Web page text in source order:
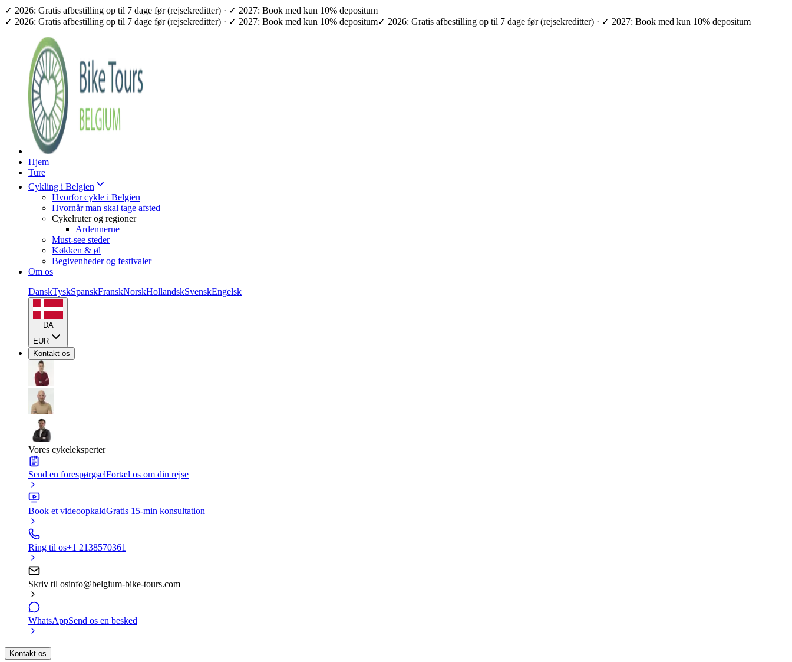
✓ 2026: Gratis afbestilling op til 7 dage før (rejsekreditter) · ✓ 2027: Book med kun 10% depositum
✓ 2026: Gratis afbestilling op til 7 dage før (rejsekreditter) · ✓ 2027: Book med kun 10% depositum✓ 2026: Gratis afbestilling op til 7 dage før (rejsekreditter) · ✓ 2027: Book med kun 10% depositum
Hjem
Ture
Cykling i Belgien
Hvorfor cykle i Belgien
Hvornår man skal tage afsted
Cykelruter og regioner
Ardennerne
Must-see steder
Køkken & øl
Begivenheder og festivaler
Om os
DanskTyskSpanskFranskNorskHollandskSvenskEngelsk
DA
EUR
Kontakt os
Vores cykeleksperter
Send en forespørgselFortæl os om din rejse
Book et videoopkaldGratis 15-min konsultation
Ring til os+1 2138570361
Skriv til osinfo@belgium-bike-tours.com
WhatsAppSend os en besked
Kontakt os